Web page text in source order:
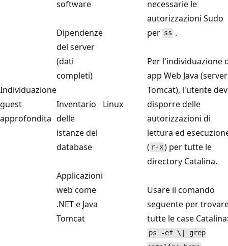
Individuazione
guest
approfondita
software
Dipendenze
del server
(dati
completi)
Inventario
delle
istanze del
database
Applicazioni
web come
.NET e Java
Tomcat
Linux
necessarie le
autorizzazioni Sudo
per ss .
Per l'individuazione
app Web Java (server
Tomcat), l'utente
disporre delle
autorizzazioni di
lettura ed
( r-x) per tutte le
directory Catalina.
Usare il comando
seguente per
tutte le case
ps -ef \| grep